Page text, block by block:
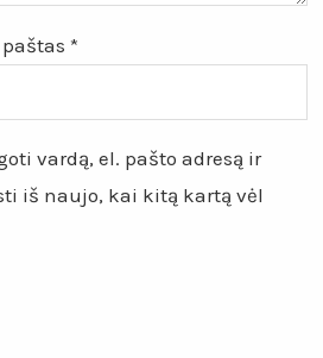
paštas*
vardą, el. pašto adresą ir
iš naujo, kai kitą kartą vėl